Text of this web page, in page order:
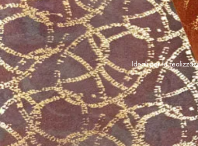
Ideali per la